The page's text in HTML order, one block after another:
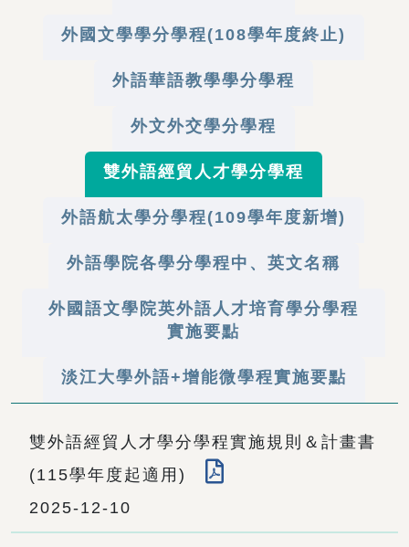
外國文學學分學程(108學年度終止)
外語華語教學學分學程
外文外交學分學程
雙外語經貿人才學分學程
外語航太學分學程(109學年度新增)
外語學院各學分學程中、英文名稱
外國語文學院英外語人才培育學分學程
實施要點
淡江大學外語+增能微學程實施要點
雙外語經貿人才學分學程實施規則＆計畫書
(115學年度起適用)
2025-12-10